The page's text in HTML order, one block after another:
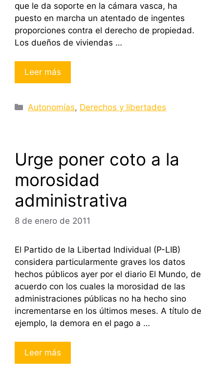
que le da soporte en la cámara vasca, ha
puesto en marcha un atentado de ingentes
proporciones contra el derecho de propiedad.
Los dueños de viviendas …
Leer más
Categorías
Autonomías, Derechos y libertades
Urge poner coto a la
morosidad
administrativa
8 de enero de 2011
El Partido de la Libertad Individual (P-LIB)
considera particularmente graves los datos
hechos públicos ayer por el diario El Mundo, de
acuerdo con los cuales la morosidad de las
administraciones públicas no ha hecho sino
incrementarse en los últimos meses. A título de
ejemplo, la demora en el pago a …
Leer más